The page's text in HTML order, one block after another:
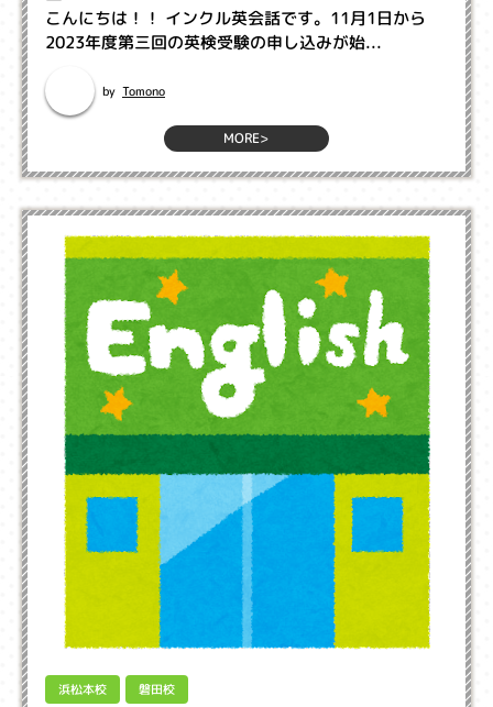
こんにちは！！ インクル英会話です。11月1日から
2023年度第三回の英検受験の申し込みが始...
by Tomono
MORE>
浜松本校 磐田校